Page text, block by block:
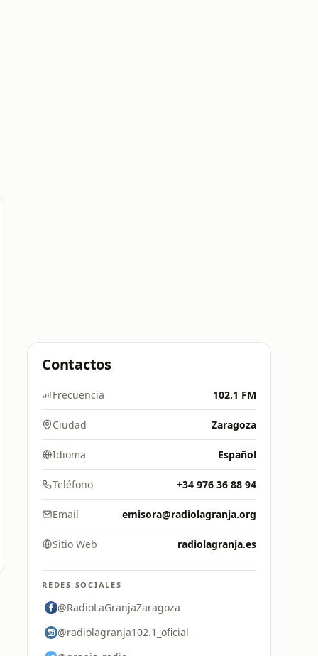
Contactos
Frecuencia 102.1 FM
Ciudad Zaragoza
Idioma Español
Teléfono +34 976 36 88 94
Email emisora@radiolagranja.org
Sitio Web radiolagranja.es
REDES SOCIALES
@RadioLaGranjaZaragoza
@radiolagranja102.1_oficial